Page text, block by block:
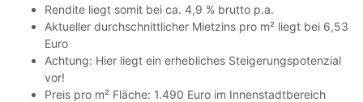
Rendite liegt somit bei ca. 4,9 % brutto p.a.
Aktueller durchschnittlicher Mietzins pro m² liegt bei 6,53
Euro
Achtung: Hier liegt ein erhebliches Steigerungspotenzial
vor!
Preis pro m² Fläche: 1.490 Euro im Innenstadtbereich